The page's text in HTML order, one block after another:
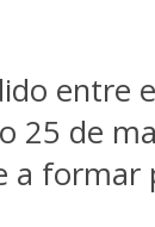
entre
25 de
a formar